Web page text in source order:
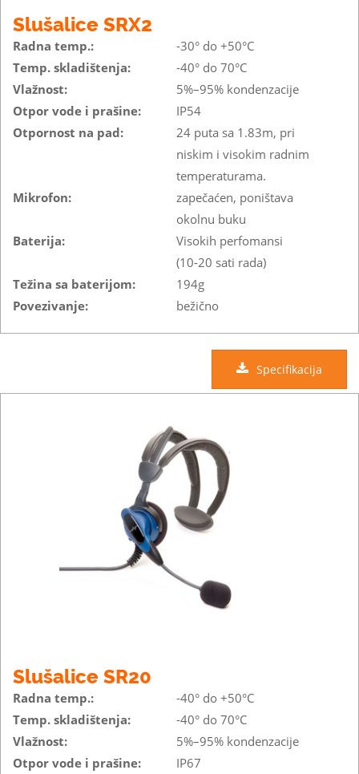
Slušalice SRX2
Radna temp.:
-30° do +50°C
Temp. skladištenja:
-40° do 70°C
Vlažnost:
5%–95% kondenzacije
Otpor vode i prašine:
IP54
Otpornost na pad:
24 puta sa 1.83m, pri
niskim i visokim radnim
temperaturama.
Mikrofon:
zapečaćen, poništava
okolnu buku
Baterija:
Visokih perfomansi
(10-20 sati rada)
Težina sa baterijom:
194g
Povezivanje:
bežično
Specifikacija
Slušalice SR20
Radna temp.:
-40° do +50°C
Temp. skladištenja:
-40° do 70°C
Vlažnost:
5%–95% kondenzacije
Otpor vode i prašine:
IP67